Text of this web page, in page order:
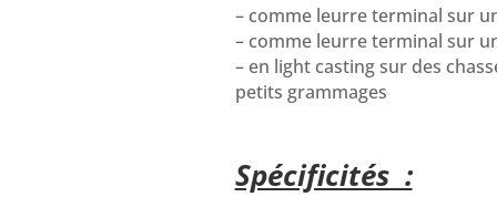
– comme leurre terminal sur
– comme leurre terminal sur
– en light casting sur des
petits grammages
Spécificités :